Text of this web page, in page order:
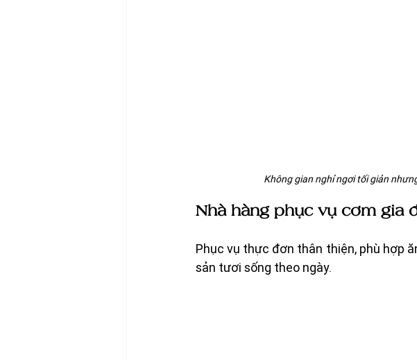
Không gian nghỉ ngơi tối giản
Nhà hàng phục vụ cơm gia
Phục vụ thực đơn thân thiện, phù hợp
sản tươi sống theo ngày.